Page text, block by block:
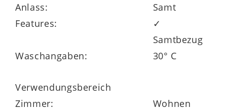
Anlass:
Samt
Features:
✓
Samtbezug
Waschangaben:
30° C
Verwendungsbereich
Zimmer:
Wohnen